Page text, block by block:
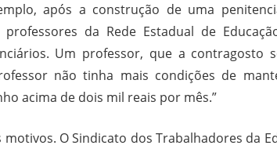
após a construção de uma
da Rede Estadual de
Um professor, que a contragosto
não tinha mais condições de
acima de dois mil reais por mês.”
O Sindicato dos Trabalhadores da